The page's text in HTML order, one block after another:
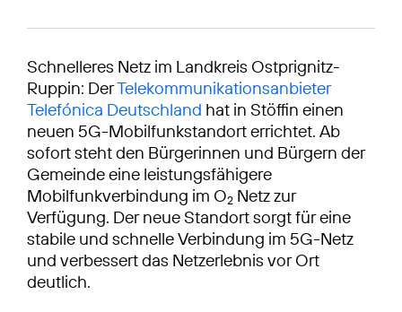
Schnelleres Netz im Landkreis Ostprignitz-
Ruppin: DerTelekommunikationsanbieter
Telefónica Deutschland hat in Stöffin einen
neuen 5G-Mobilfunkstandort errichtet. Ab
sofort steht den Bürgerinnen und Bürgern der
Gemeinde eine leistungsfähigere
Mobilfunkverbindung im O2 Netz zur
Verfügung. Der neue Standort sorgt für eine
stabile und schnelle Verbindung im 5G-Netz
und verbessert das Netzerlebnis vor Ort
deutlich.